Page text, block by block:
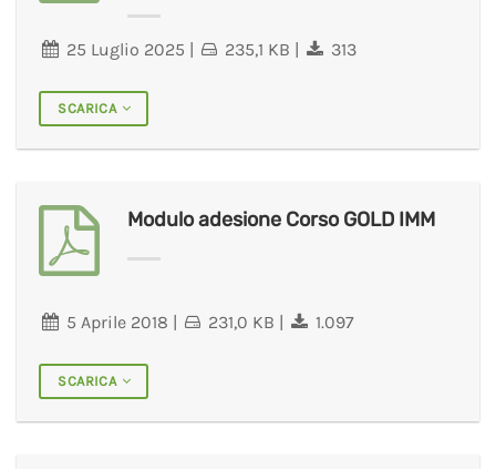
25 Luglio 2025 | 235,1 KB | 313
SCARICA
Modulo adesione Corso GOLD IMM
5 Aprile 2018 | 231,0 KB | 1.097
SCARICA